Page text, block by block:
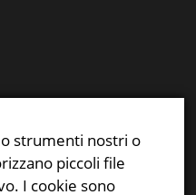
strumenti nostri o
piccoli file
I cookie sono